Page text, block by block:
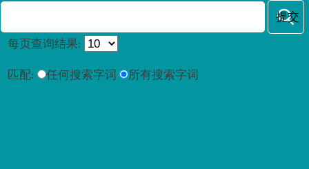
每页查询结果:
匹配: 任何搜索字词 所有搜索字词